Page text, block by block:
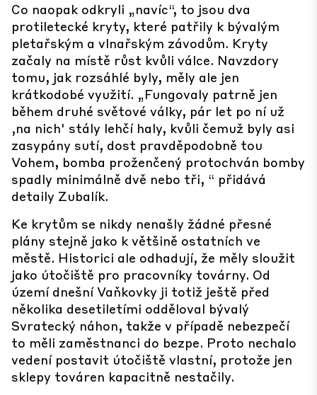
Co naopak odkryli „navíc“, to jsou dva
protiletecké kryty, které patřily k bývalým
pletařským a vlnařským závodům. Kryty
začaly na místě růst kvůli válce. Navzdory
tomu, jak rozsáhlé byly, měly ale jen
krátkodobé využití. „Fungovaly patrně jen
během druhé světové války, pár let po ní už
‚na nich' stály lehčí haly, kvůli čemuž byly asi
zasypány sutí, dost pravděpodobně tou
Vohem, bomba proženčený protochván bomby
spadly minimálně dvě nebo tři, “ přidává
detaily Zubalík.
Ke krytům se nikdy nenašly žádné přesné
plány stejně jako k většině ostatních ve
městě. Historici ale odhadují, že měly sloužit
jako útočiště pro pracovníky továrny. Od
území dnešní Vaňkovky ji totiž ještě před
několika desetiletími odděloval bývalý
Svratecký náhon, takže v případě nebezpečí
to měli zaměstnanci do bezpe. Proto nechalo
vedení postavit útočiště vlastní, protože jen
sklepy továren kapacitně nestačily.